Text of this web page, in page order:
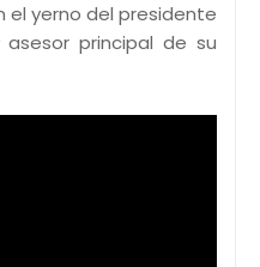
el yerno del presidente
principal de su